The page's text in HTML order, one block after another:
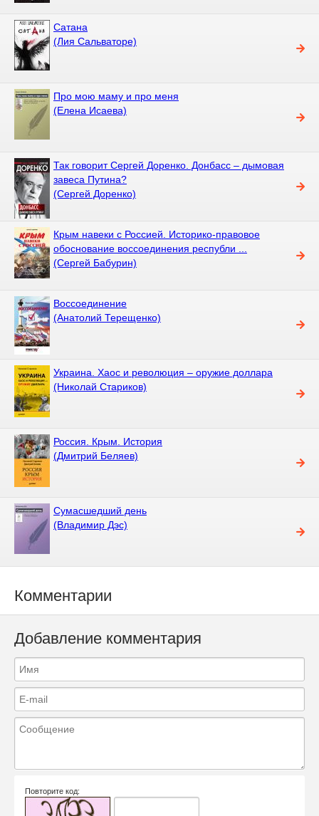
Сатана
(Лия Сальваторе)
Про мою маму и про меня
(Елена Исаева)
Так говорит Сергей Доренко. Донбасс – дымовая
завеса Путина?
(Сергей Доренко)
Крым навеки с Россией. Историко-правовое
обоснование воссоединения республи ...
(Сергей Бабурин)
Воссоединение
(Анатолий Терещенко)
Украина. Хаос и революция – оружие доллара
(Николай Стариков)
Россия. Крым. История
(Дмитрий Беляев)
Сумасшедший день
(Владимир Дэс)
Комментарии
Добавление комментария
Повторите код: